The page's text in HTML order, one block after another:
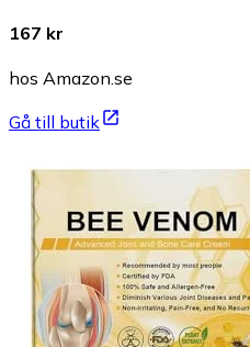
167 kr
hos Amazon.se
Gå till butik